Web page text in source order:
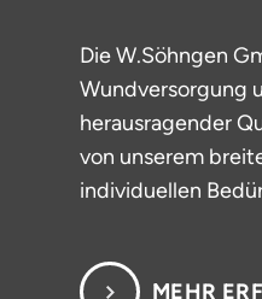
Die W.Söhngen
Wundversorgung
herausragender
von unserem
individuellen
MEHR